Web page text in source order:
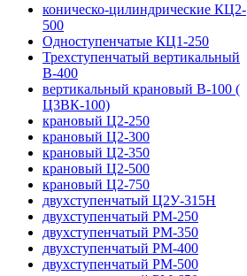
коническо-цилиндрические КЦ2-
500
Одноступенчатые КЦ1-250
Трехступенчатый вертикальный
В-400
вертикальный крановый В-100 (
Ц3ВК-100)
крановый Ц2-250
крановый Ц2-300
крановый Ц2-350
крановый Ц2-500
крановый Ц2-750
двухступенчатый Ц2У-315Н
двухступенчатый РМ-250
двухступенчатый РМ-350
двухступенчатый РМ-400
двухступенчатый РМ-500